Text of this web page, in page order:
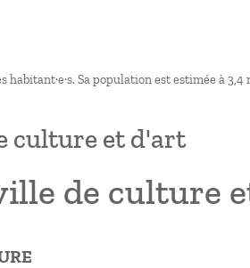
Sa population est estimée à
culture et d'art
de culture